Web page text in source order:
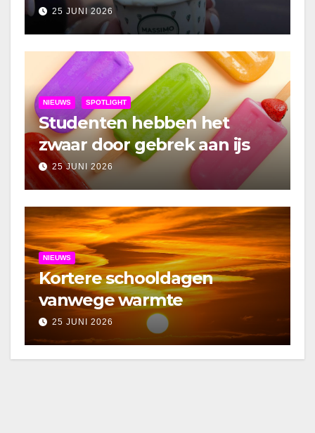
25 JUNI 2026
NIEUWS SPOTLIGHT
Studenten hebben het
zwaar door gebrek aan ijs
25 JUNI 2026
NIEUWS
Kortere schooldagen
vanwege warmte
25 JUNI 2026